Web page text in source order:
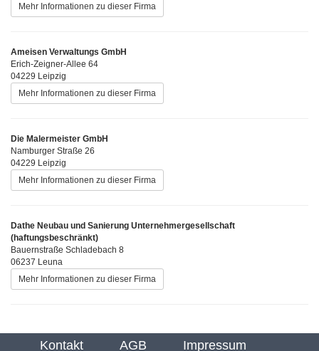
Mehr Informationen zu dieser Firma
Ameisen Verwaltungs GmbH
Erich-Zeigner-Allee 64
04229 Leipzig
Mehr Informationen zu dieser Firma
Die Malermeister GmbH
Namburger Straße 26
04229 Leipzig
Mehr Informationen zu dieser Firma
Dathe Neubau und Sanierung Unternehmergesellschaft
(haftungsbeschränkt)
Bauernstraße Schladebach 8
06237 Leuna
Mehr Informationen zu dieser Firma
Kontakt AGB Impressum